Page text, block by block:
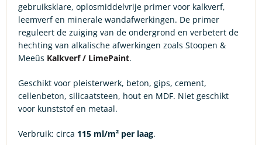
gebruiksklare, oplosmiddelvrije primer voor kalkverf,
leemverf en minerale wandafwerkingen. De primer
reguleert de zuiging van de ondergrond en verbetert de
hechting van alkalische afwerkingen zoals Stoopen &
Meeûs Kalkverf / LimePaint.
Geschikt voor pleisterwerk, beton, gips, cement,
cellenbeton, silicaatsteen, hout en MDF. Niet geschikt
voor kunststof en metaal.
Verbruik: circa 115 ml/m² per laag.